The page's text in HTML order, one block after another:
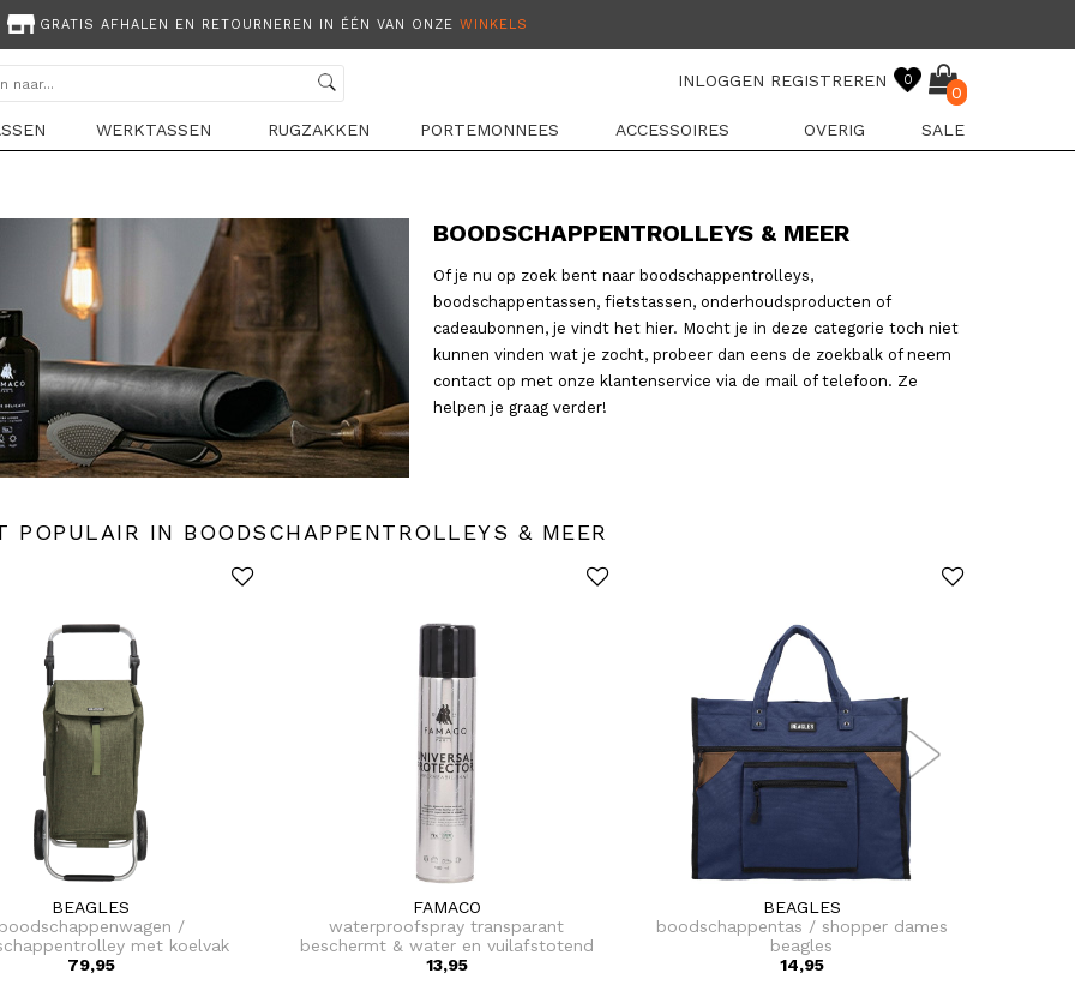
GRATIS AFHALEN EN RETOURNEREN IN ÉÉN VAN ONZE WINKELS
INLOGGEN REGISTREREN 0
0
WERKTASSEN RUGZAKKEN PORTEMONNEES ACCESSOIRES OVERIG SALE
BOODSCHAPPENTROLLEYS & MEER
Of je nu op zoek bent naar boodschappentrolleys,
boodschappentassen, fietstassen, onderhoudsproducten of
cadeaubonnen, je vindt het hier. Mocht je in deze categorie toch niet
kunnen vinden wat je zocht, probeer dan eens de zoekbalk of neem
contact op met onze klantenservice via de mail of telefoon. Ze
helpen je graag verder!
POPULAIR IN BOODSCHAPPENTROLLEYS & MEER
BEAGLES
boodschappenwagen /
met koelvak
beagles
79,95
FAMACO
waterproofspray transparant
beschermt & water en vuilafstotend
uw leren tas 400 ml
13,95
BEAGLES
boodschappentas / shopper dames
beagles
14,95